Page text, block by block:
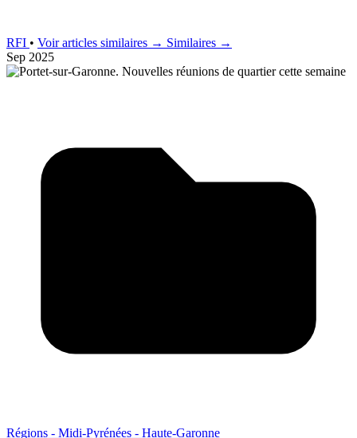
RFI • Voir articles similaires → Similaires →
Sep 2025
Régions - Midi-Pyrénées - Haute-Garonne